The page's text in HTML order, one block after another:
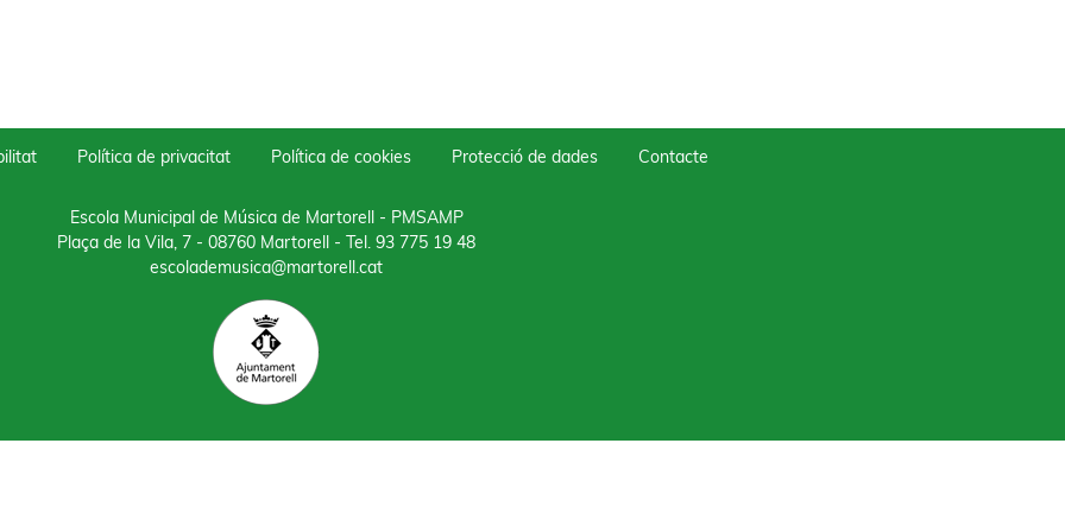
Política de privacitat Política de cookies Protecció de dades Contacte
Escola Municipal de Música de Martorell - PMSAMP
Plaça de la Vila, 7 - 08760 Martorell - Tel. 93 775 19 48
escolademusica@martorell.cat